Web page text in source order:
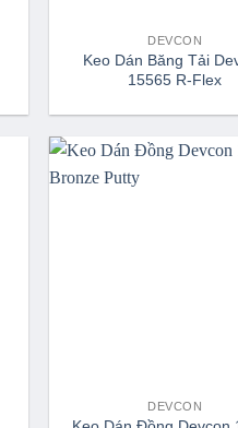
DEVCON
Keo Dán Băng Tải
15565 R-Flex
DEVCON